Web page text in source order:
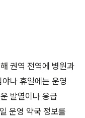
권역 전역에 병원과
나 휴일에는 운영
발열이나 응급
운영 약국 정보를